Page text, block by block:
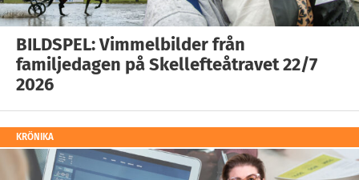
BILDSPEL: Vimmelbilder från
familjedagen på Skellefteåtravet 22/7
2026
KRÖNIKA